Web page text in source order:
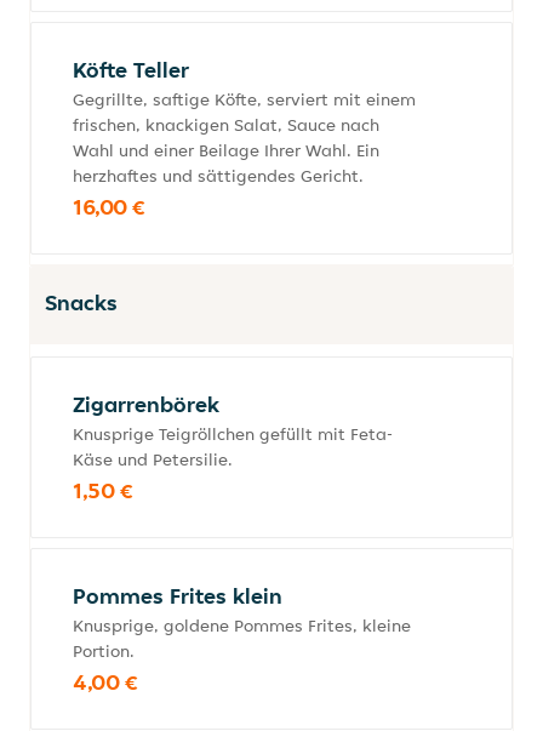
Köfte Teller
Gegrillte, saftige Köfte, serviert mit einem
frischen, knackigen Salat, Sauce nach
Wahl und einer Beilage Ihrer Wahl. Ein
herzhaftes und sättigendes Gericht.
16,00 €
Snacks
Zigarrenbörek
Knusprige Teigröllchen gefüllt mit Feta-
Käse und Petersilie.
1,50 €
Pommes Frites klein
Knusprige, goldene Pommes Frites, kleine
Portion.
4,00 €